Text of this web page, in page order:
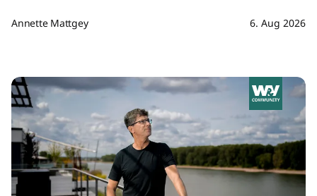
Annette Mattgey 6. Aug 2026